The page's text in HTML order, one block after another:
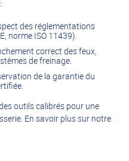
des réglementations
norme ISO 11439).
correct des feux,
de freinage.
de la garantie du
outils calibrés pour une
En savoir plus sur notre